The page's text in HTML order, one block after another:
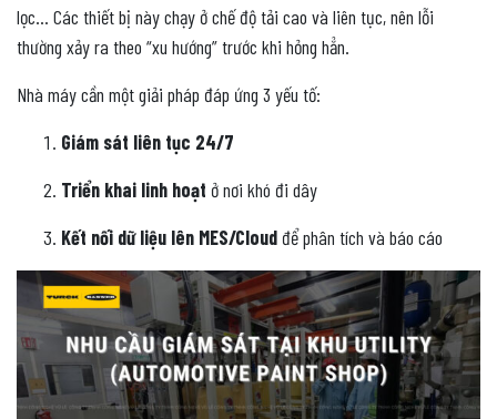
lọc… Các thiết bị này chạy ở chế độ tải cao và liên tục, nên lỗi
thường xảy ra theo “xu hướng” trước khi hỏng hẳn.
Nhà máy cần một giải pháp đáp ứng 3 yếu tố:
Giám sát liên tục 24/7
Triển khai linh hoạt ở nơi khó đi dây
Kết nối dữ liệu lên MES/Cloud để phân tích và báo cáo